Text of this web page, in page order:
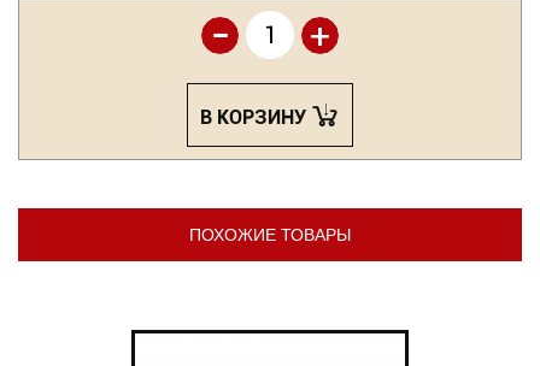
+
-
В КОРЗИНУ
ПОХОЖИЕ ТОВАРЫ